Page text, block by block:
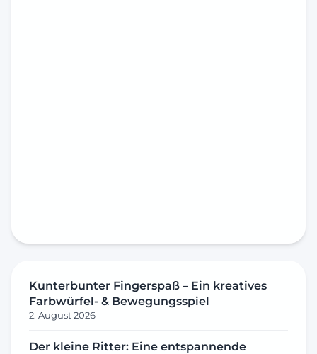
Kunterbunter Fingerspaß – Ein kreatives
Farbwürfel- & Bewegungsspiel
2. August 2026
Der kleine Ritter: Eine entspannende